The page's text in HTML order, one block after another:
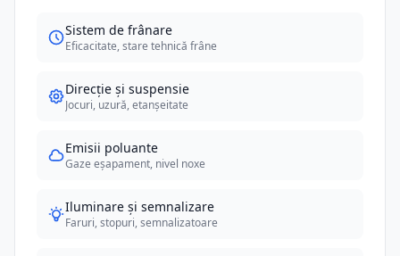
Sistem de frânare
Eficacitate, stare tehnică frâne
Direcție și suspensie
Jocuri, uzură, etanșeitate
Emisii poluante
Gaze eșapament, nivel noxe
Iluminare și semnalizare
Faruri, stopuri, semnalizatoare